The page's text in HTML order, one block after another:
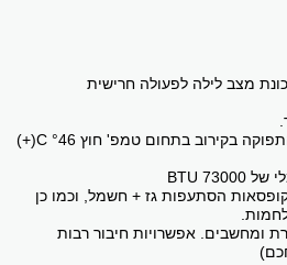
מצב לילה לפעולה חרישית
המערכת מתפקדת 100% מהתפוקה בקירוב בתחום טמפ' חוץ C °46(+)
הסתעפות גז + חשמל, וכמו כן
ומחשבים. אפשרויות חיבור רבות